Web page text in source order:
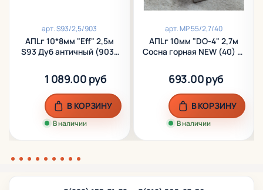
арт.S93/2,5/903
АПLг 10*8мм "Eff" 2,5м
S93 Дуб античный (903)
1 089.00 руб
В наличии
В КОРЗИНУ
арт.МР 55/2,7/40
АПLг 10мм "DO-4" 2,7м
Сосна горная NEW (40) L-
алюм.
693.00 руб
В наличии
В КОРЗИНУ